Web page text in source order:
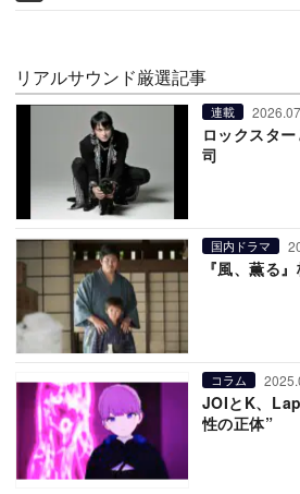
リアルサウンド厳選記事
連載
ロックスタ
司
国内ドラマ
『風、薫る
コラム
JOIとK、
性の正体”